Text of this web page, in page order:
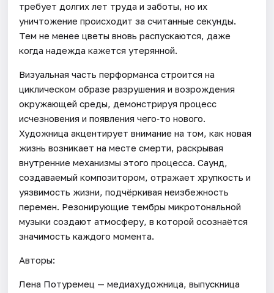
требует долгих лет труда и заботы, но их
уничтожение происходит за считанные секунды.
Тем не менее цветы вновь распускаются, даже
когда надежда кажется утерянной.
Визуальная часть перформанса строится на
циклическом образе разрушения и возрождения
окружающей среды, демонстрируя процесс
исчезновения и появления чего‑то нового.
Художница акцентирует внимание на том, как новая
жизнь возникает на месте смерти, раскрывая
внутренние механизмы этого процесса. Саунд,
создаваемый композитором, отражает хрупкость и
уязвимость жизни, подчёркивая неизбежность
перемен. Резонирующие тембры микротональной
музыки создают атмосферу, в которой осознаётся
значимость каждого момента.
Авторы:
Лена Потуремец — медиахудожница, выпускница